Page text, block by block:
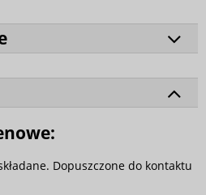
Dopuszczone do kontaktu